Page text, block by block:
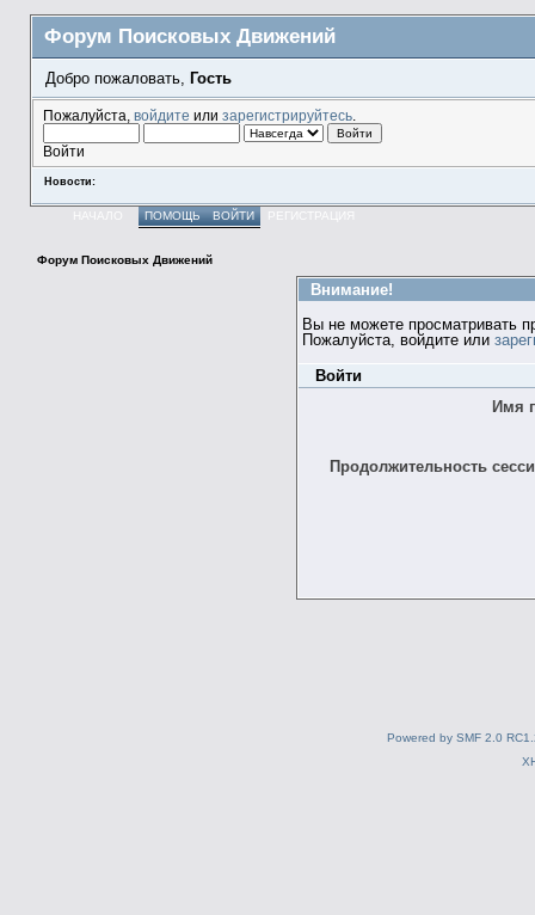
Форум Поисковых Движений
Добро пожаловать, Гость
Пожалуйста, войдите или зарегистрируйтесь.
Войти
Новости:
НАЧАЛО ПОМОЩЬ ВОЙТИ РЕГИСТРАЦИЯ
Форум Поисковых Движений
Внимание!
Вы не можете просматривать
Пожалуйста, войдите или
Войти
Имя
Продолжительность
Powered by SMF 2.0